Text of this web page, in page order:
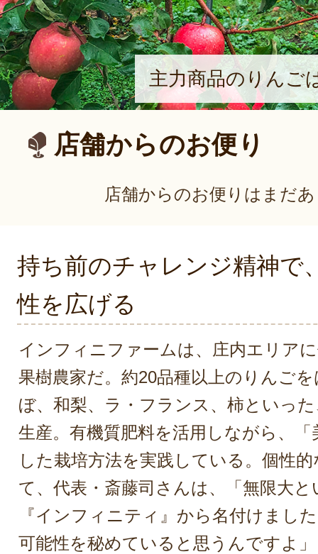
主力商品のりんご
店舗からのお便り
店舗からのお便りはまだ
持ち前のチャレンジ精神で
性を広げる
インフィニファームは、庄内エリア
果樹農家だ。約20品種以上のりんご
ぼ、和梨、ラ・フランス、柿といっ
生産。有機質肥料を活用しながら、
した栽培方法を実践している。個性
て、代表・斎藤司さんは、「無限大
『インフィニティ』から名付けまし
可能性を秘めていると思うんですよ